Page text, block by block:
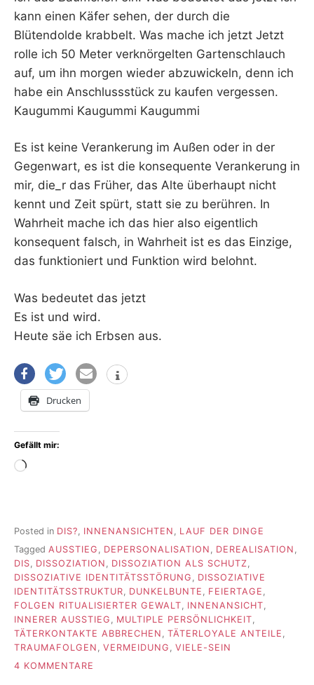
kann einen Käfer sehen, der durch die
Blütendolde krabbelt. Was mache ich jetzt Jetzt
rolle ich 50 Meter verknörgelten Gartenschlauch
auf, um ihn morgen wieder abzuwickeln, denn ich
habe ein Anschlussstück zu kaufen vergessen.
Kaugummi Kaugummi Kaugummi
Es ist keine Verankerung im Außen oder in der
Gegenwart, es ist die konsequente Verankerung in
mir, die_r das Früher, das Alte überhaupt nicht
kennt und Zeit spürt, statt sie zu berühren. In
Wahrheit mache ich das hier also eigentlich
konsequent falsch, in Wahrheit ist es das Einzige,
das funktioniert und Funktion wird belohnt.
Was bedeutet das jetzt
Es ist und wird.
Heute säe ich Erbsen aus.
Drucken
Gefällt mir:
Wird
Posted in DIS? INNENANSICHTEN
LAUF DER DINGE
Tagged AUSSTIEG , DEPERSONALISATION , DEREALISATION ,
DIS, DISSOZIATION , DISSOZIATION ALS SCHUTZ,
DISSOZIATIVE IDENTITÄTSSTÖRUNG , DISSOZIATIVE
IDENTITÄTSSTRUKTUR, DUNKELBUNTE , FEIERTAGE ,
FOLGEN RITUALISIERTER GEWALT, INNENANSICHT,
INNERER AUSSTIEG , MULTIPLE PERSÖNLICHKEIT,
TÄTERKONTAKTE ABBRECHEN , TÄTERLOYALE ANTEILE ,
TRAUMAFOLGEN , VERMEIDUNG , VIELE-SEIN
4 KOMMENTARE